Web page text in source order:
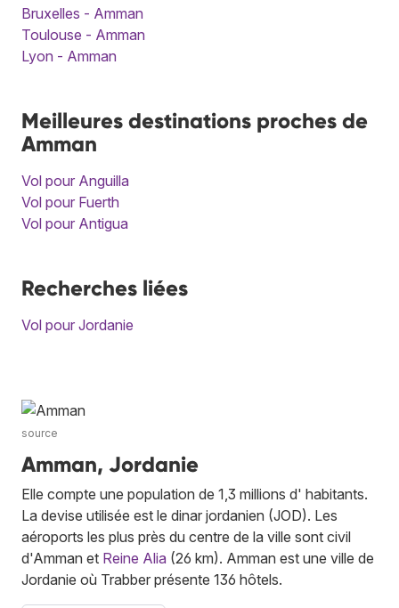
Bruxelles - Amman
Toulouse - Amman
Lyon - Amman
Meilleures destinations proches de
Amman
Vol pour Anguilla
Vol pour Fuerth
Vol pour Antigua
Recherches liées
Vol pour Jordanie
source
Amman, Jordanie
Elle compte une population de 1,3 millions d' habitants.
La devise utilisée est le dinar jordanien (JOD). Les
aéroports les plus près du centre de la ville sont civil
d'Amman et Reine Alia (26 km). Amman est une ville de
Jordanie où Trabber présente 136 hôtels.